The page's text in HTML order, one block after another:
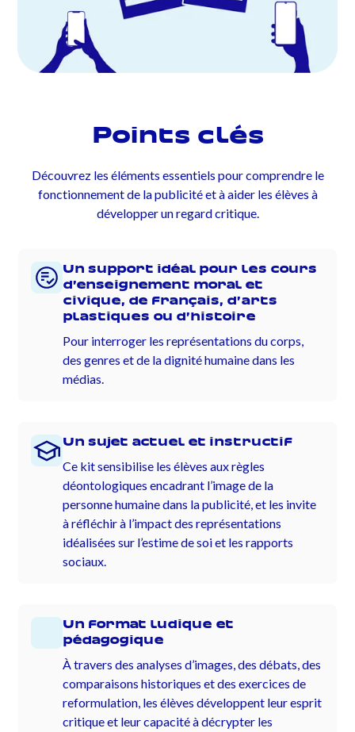
Points clés
Découvrez les éléments essentiels pour comprendre le
fonctionnement de la publicité et à aider les élèves à
développer un regard critique.
Un support idéal pour les cours
d’enseignement moral et
civique, de français, d’arts
plastiques ou d’histoire
Pour interroger les représentations du corps,
des genres et de la dignité humaine dans les
médias.
Un sujet actuel et instructif
Ce kit sensibilise les élèves aux règles
déontologiques encadrant l’image de la
personne humaine dans la publicité, et les invite
à réfléchir à l’impact des représentations
idéalisées sur l’estime de soi et les rapports
sociaux.
Un format ludique et
pédagogique
À travers des analyses d’images, des débats, des
comparaisons historiques et des exercices de
reformulation, les élèves développent leur esprit
critique et leur capacité à décrypter les